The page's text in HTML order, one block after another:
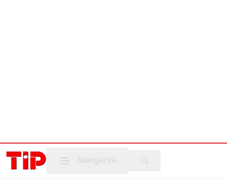
Mobile menu
Navigacija